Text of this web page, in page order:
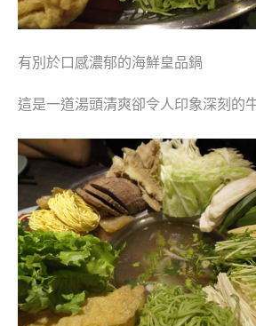
有別於口感濃郁的海鮮皇品鍋
這是一道湯頭清爽卻令人印象深刻的